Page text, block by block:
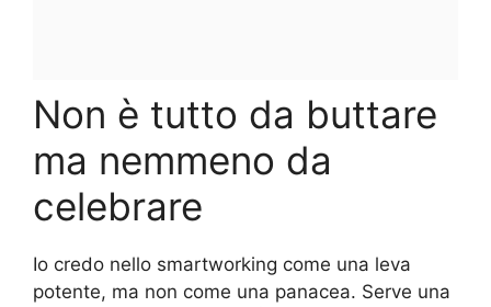
Non è tutto da buttare
ma nemmeno da
celebrare
Io credo nello smartworking come una leva
potente, ma non come una panacea. Serve una